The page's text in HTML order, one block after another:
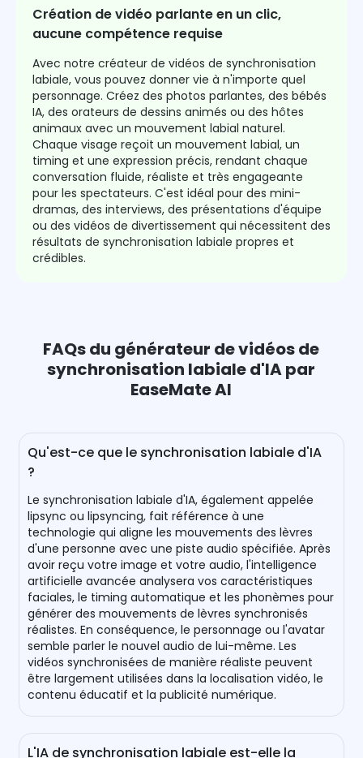
Création de vidéo parlante en un clic,
aucune compétence requise
Avec notre créateur de vidéos de synchronisation
labiale, vous pouvez donner vie à n'importe quel
personnage. Créez des photos parlantes, des bébés
IA, des orateurs de dessins animés ou des hôtes
animaux avec un mouvement labial naturel.
Chaque visage reçoit un mouvement labial, un
timing et une expression précis, rendant chaque
conversation fluide, réaliste et très engageante
pour les spectateurs. C'est idéal pour des mini-
dramas, des interviews, des présentations d'équipe
ou des vidéos de divertissement qui nécessitent des
résultats de synchronisation labiale propres et
crédibles.
FAQs du générateur de vidéos de
synchronisation labiale d'IA par
EaseMate AI
Qu'est-ce que le synchronisation labiale d'IA
?
Le synchronisation labiale d'IA, également appelée
lipsync ou lipsyncing, fait référence à une
technologie qui aligne les mouvements des lèvres
d'une personne avec une piste audio spécifiée. Après
avoir reçu votre image et votre audio, l'intelligence
artificielle avancée analysera vos caractéristiques
faciales, le timing automatique et les phonèmes pour
générer des mouvements de lèvres synchronisés
réalistes. En conséquence, le personnage ou l'avatar
semble parler le nouvel audio de lui-même. Les
vidéos synchronisées de manière réaliste peuvent
être largement utilisées dans la localisation vidéo, le
contenu éducatif et la publicité numérique.
L'IA de synchronisation labiale est-elle la